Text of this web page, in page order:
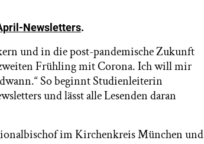
Newsletters.
und in die post-pandemische Zukunft
Frühling mit Corona. Ich will mir
So beginnt Studienleiterin
und lässt alle Lesenden daran
im Kirchenkreis München und